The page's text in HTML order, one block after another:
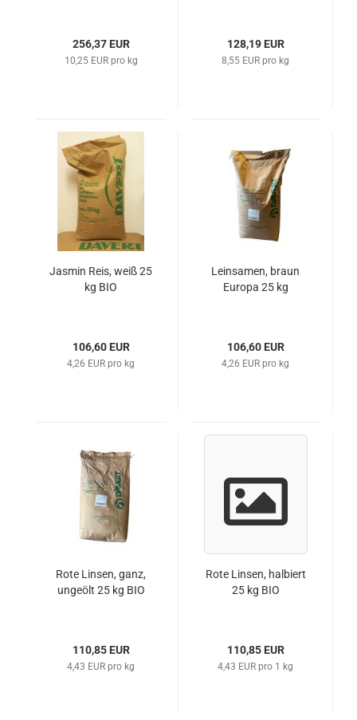
256,37 EUR
10,25 EUR pro kg
128,19 EUR
8,55 EUR pro kg
Jasmin Reis, weiß 25
kg BIO
106,60 EUR
4,26 EUR pro kg
Leinsamen, braun
Europa 25 kg
106,60 EUR
4,26 EUR pro kg
Rote Linsen, ganz,
ungeölt 25 kg BIO
110,85 EUR
4,43 EUR pro kg
Rote Linsen, halbiert
25 kg BIO
110,85 EUR
4,43 EUR pro 1 kg